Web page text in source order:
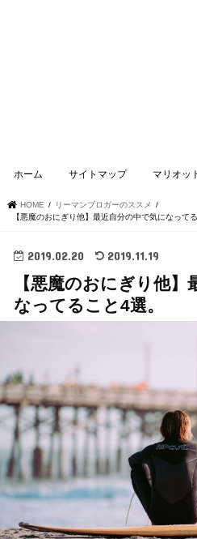
ホーム サイトマップ マリオッ
HOME
リーマンブロガーのススメ
【悪魔のおにぎり他】最近自分の中で気になってる
2019.02.20 2019.11.19
【悪魔のおにぎり他】
なってること4選。